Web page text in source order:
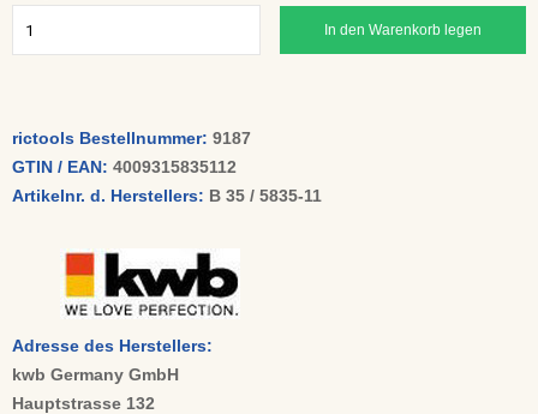
In den Warenkorb legen
rictools Bestellnummer: 9187
GTIN / EAN: 4009315835112
Artikelnr. d. Herstellers: B 35 / 5835-11
Adresse des Herstellers:
kwb Germany GmbH
Hauptstrasse 132